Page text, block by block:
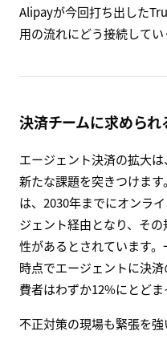
Alipayが今回打ち出した
用の流れにどう接続してい
決済チームに求めら
エージェント決済の拡大
新たな課題を突きつけます。
は、2030年までにオンラ
ジェント経由となり、そ
性があるとされています
時点でエージェントに決
費者はわずか12%にとどま
不正対策の現場も緊張を